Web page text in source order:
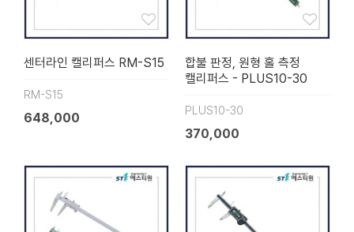
센터라인 캘리퍼스 RM-S15
RM-S15
648,000
합불 판정, 원형 홀 측정
캘리퍼스 - PLUS10-30
PLUS10-30
370,000